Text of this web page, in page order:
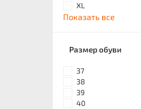
XL
Показать все
Размер обуви
37
38
39
40